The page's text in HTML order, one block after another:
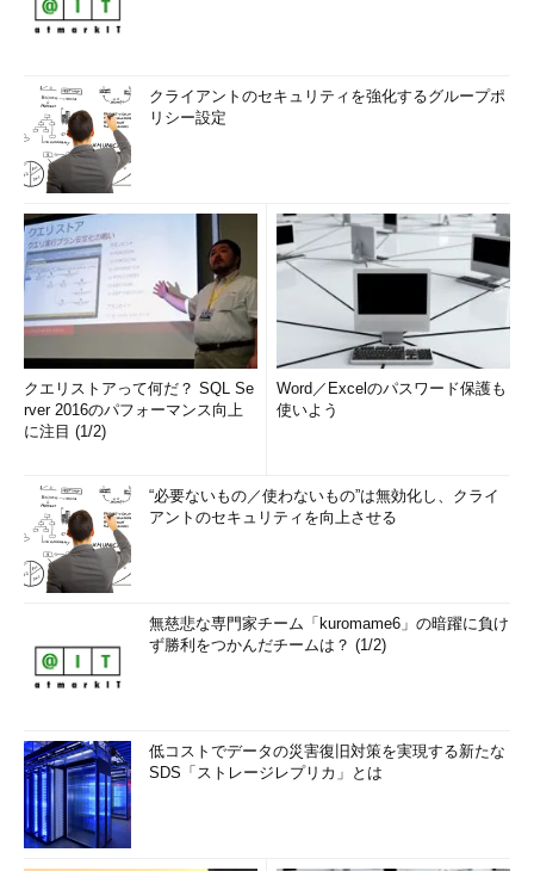
クライアントのセキュリティを強化するグループポ
リシー設定
クエリストアって何だ？ SQL Se
rver 2016のパフォーマンス向上
に注目 (1/2)
Word／Excelのパスワード保護も
使いよう
“必要ないもの／使わないもの”は無効化し、クライ
アントのセキュリティを向上させる
無慈悲な専門家チーム「kuromame6」の暗躍に負け
ず勝利をつかんだチームは？ (1/2)
低コストでデータの災害復旧対策を実現する新たな
SDS「ストレージレプリカ」とは